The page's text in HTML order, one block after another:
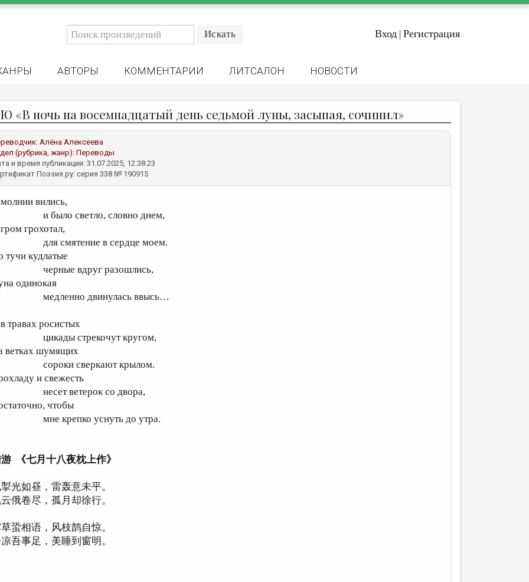
Вход | Регистрация
АВТОРЫ КОММЕНТАРИИ ЛИТСАЛОН НОВОСТИ
«В ночь на восемнадцатый день седьмой луны, засыпая, сочинил»
Алёна Алексеева
(рубрика, жанр):Переводы
и время публикации: 31.07.2025, 12:38:23
Поэзия.ру: серия 338 № 190915
вились,
было светло, словно днем,
грохотал,
смятение в сердце моем.
тучи кудлатые
вдруг разошлись,
одинокая
двинулась ввысь…
травах росистых
стрекочут кругом,
ветках шумящих
сверкают крылом.
и свежесть
ветерок со двора,
чтобы
крепко уснуть до утра.
游 《七月十八夜枕上作》
光如昼，雷轰意未平。
俄卷尽，孤月却徐行。
蛩相语，风枝鹊自惊。
吾事足，美睡到窗明。